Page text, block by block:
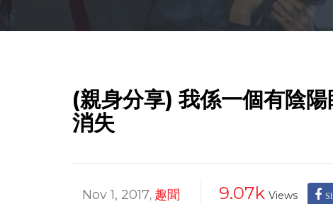
(親身分享) 我係一個有陰
消失
Nov 1, 2017, 趣聞 9.07k Views